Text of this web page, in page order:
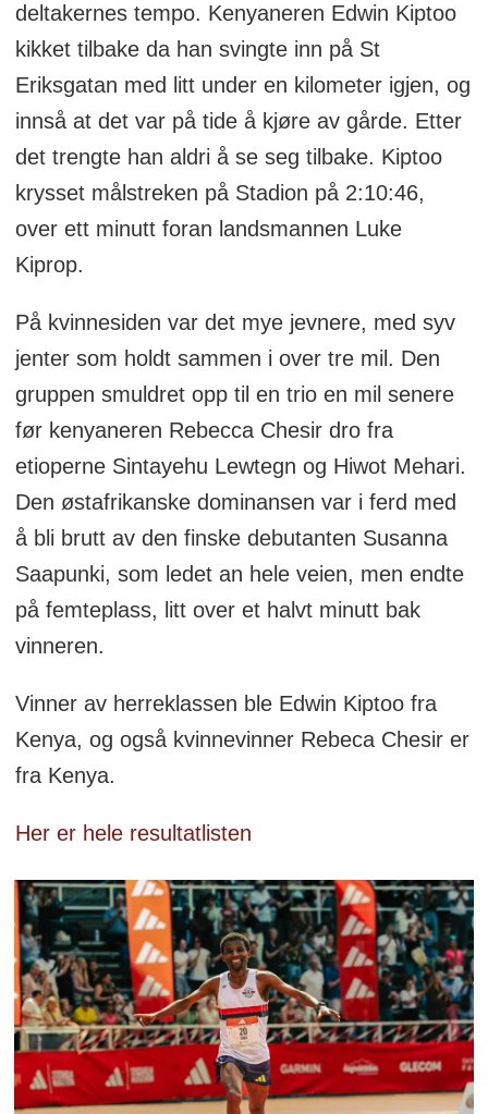
deltakernes tempo. Kenyaneren Edwin Kiptoo
kikket tilbake da han svingte inn på St
Eriksgatan med litt under en kilometer igjen, og
innså at det var på tide å kjøre av gårde. Etter
det trengte han aldri å se seg tilbake. Kiptoo
krysset målstreken på Stadion på 2:10:46,
over ett minutt foran landsmannen Luke
Kiprop.
På kvinnesiden var det mye jevnere, med syv
jenter som holdt sammen i over tre mil. Den
gruppen smuldret opp til en trio en mil senere
før kenyaneren Rebecca Chesir dro fra
etioperne Sintayehu Lewtegn og Hiwot Mehari.
Den østafrikanske dominansen var i ferd med
å bli brutt av den finske debutanten Susanna
Saapunki, som ledet an hele veien, men endte
på femteplass, litt over et halvt minutt bak
vinneren.
Vinner av herreklassen ble Edwin Kiptoo fra
Kenya, og også kvinnevinner Rebeca Chesir er
fra Kenya.
Her er hele resultatlisten